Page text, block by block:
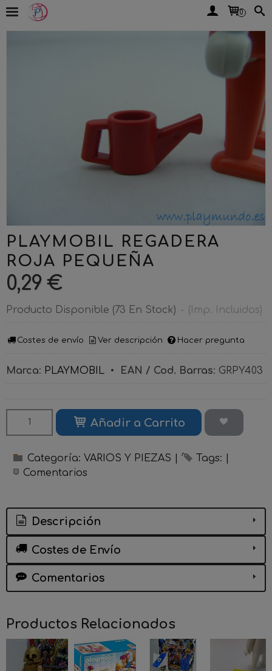
0
PLAYMOBIL REGADERA
ROJA PEQUEÑA
0,29 €
Producto Disponible (73 En Stock) - (Imp. Incluidos)
Costes de envío Ver descripción Hacer pregunta
Marca: PLAYMOBIL • EAN / Cod. Barras: GRPY403
Añadir a Carrito
Categoría: VARIOS Y PIEZAS Tags:
Comentarios
Descripción
Costes de Envío
Comentarios
Productos Relacionados